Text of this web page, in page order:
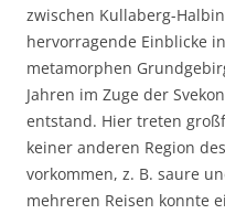
zwischen Kullaberg-
hervorragende Einblicke
metamorphen
Jahren im Zuge der
entstand. Hier treten
keiner anderen Region
vorkommen, z. B. saure
mehreren Reisen konnte